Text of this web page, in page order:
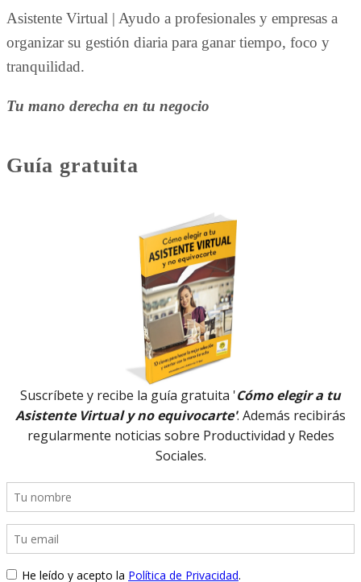
Asistente Virtual | Ayudo a profesionales y empresas a
organizar su gestión diaria para ganar tiempo, foco y
tranquilidad.
Tu mano derecha en tu negocio
Guía gratuita